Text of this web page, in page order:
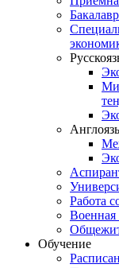
Работа
Военная
Обучение